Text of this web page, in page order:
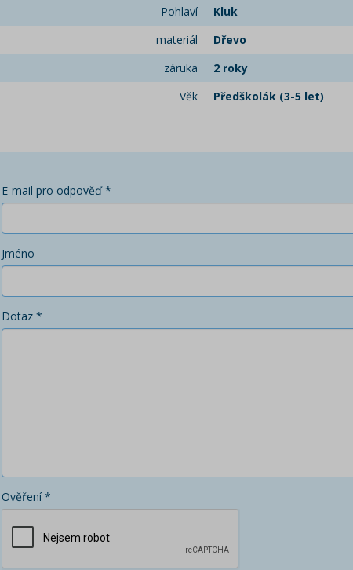
Pohlaví
Kluk
materiál
Dřevo
záruka
2 roky
Věk
Předškolák (3-5 let)
E-mail pro odpověď *
Jméno
Dotaz *
Ověření *